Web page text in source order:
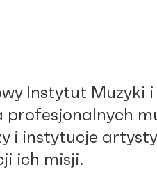
Instytut Muzyki i
profesjonalnych
i instytucje
ich misji.